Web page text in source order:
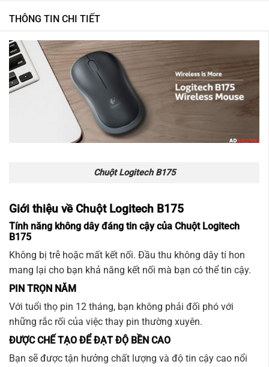
THÔNG TIN CHI TIẾT
Chuột Logitech B175
Giới thiệu về Chuột Logitech B175
Tính năng không dây đáng tin cậy của Chuột Logitech
B175
Không bị trễ hoặc mất kết nối. Đầu thu không dây tí hon
mang lại cho bạn khả năng kết nối mà bạn có thể tin cậy.
PIN TRỌN NĂM
Với tuổi thọ pin 12 tháng, bạn không phải đối phó với
những rắc rối của việc thay pin thường xuyên.
ĐƯỢC CHẾ TẠO ĐỂ ĐẠT ĐỘ BỀN CAO
Bạn sẽ được tận hưởng chất lượng và độ tin cậy cao nổi